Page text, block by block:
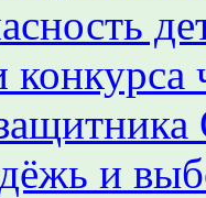
конкурса
и